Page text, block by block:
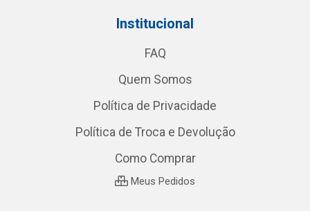
Institucional
FAQ
Quem Somos
Política de Privacidade
Política de Troca e Devolução
Como Comprar
Meus Pedidos